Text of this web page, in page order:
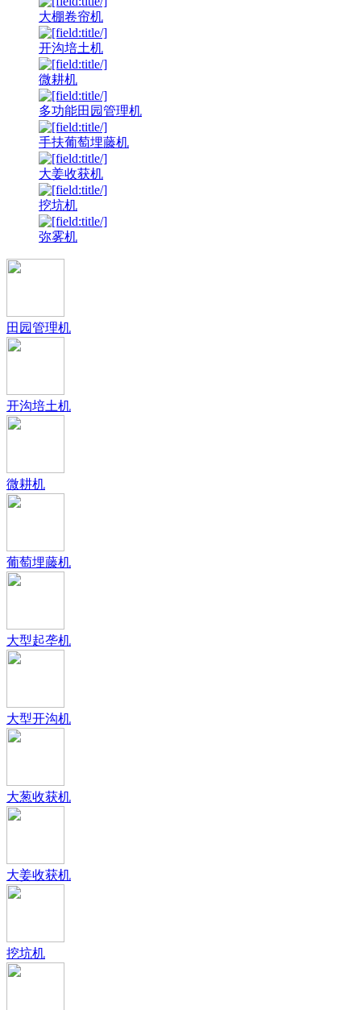
大棚卷帘机
开沟培土机
微耕机
多功能田园管理机
手扶葡萄埋藤机
大姜收获机
挖坑机
弥雾机
田园管理机
开沟培土机
微耕机
葡萄埋藤机
大型起垄机
大型开沟机
大葱收获机
大姜收获机
挖坑机